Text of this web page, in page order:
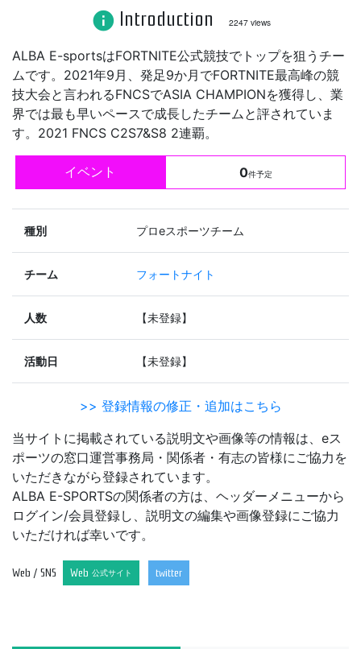
info Introduction 2247 views
ALBA E-sportsはFORTNITE公式競技でトップを狙うチー
ムです。2021年9月、発足9か月でFORTNITE最高峰の競
技大会と言われるFNCSでASIA CHAMPIONを獲得し、業
界では最も早いペースで成長したチームと評されていま
す。2021 FNCS C2S7&S8 2連覇。
イベント 0件予定
種別 プロeスポーツチーム
チーム フォートナイト
人数 【未登録】
活動日 【未登録】
>> 登録情報の修正・追加はこちら
当サイトに掲載されている説明文や画像等の情報は、eス
ポーツの窓口運営事務局・関係者・有志の皆様にご協力を
いただきながら登録されています。
ALBA E-SPORTSの関係者の方は、ヘッダーメニューから
ログイン/会員登録し、説明文の編集や画像登録にご協力
いただければ幸いです。
Web / SNS Web 公式サイト twitter